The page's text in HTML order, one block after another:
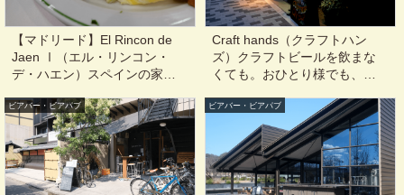
【マドリード】El Rincon de
Jaen Ⅰ（エル・リンコン・
デ・ハエン）スペインの家庭
い！マドリード在住の日本人
おススメのスペイン料理
@Madrid, Spain
Craft hands（クラフトハン
ズ）クラフトビールを飲まな
くても。おひとり様でも、グ
とワガママに楽しめる@東京,
麻布十番
ビアバー・ビアパブ ビアバー・ビアパブ